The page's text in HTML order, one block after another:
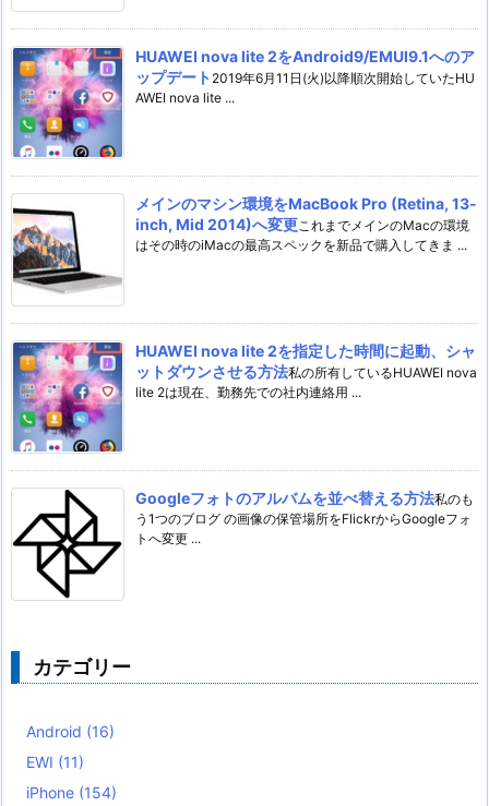
HUAWEI nova lite 2をAndroid9/EMUI9.1へのア
ップデート 2019年6月11日(火)以降順次開始していたHU
AWEI nova lite ...
メインのマシン環境をMacBook Pro (Retina, 13-
inch, Mid 2014)へ変更これまでメインのMacの環境
はその時のiMacの最高スペックを新品で購入してきま ...
HUAWEI nova lite 2を指定した時間に起動、シャ
ットダウンさせる方法私の所有しているHUAWEI nova
lite 2は現在、勤務先での社内連絡用 ...
Googleフォトのアルバムを並べ替える方法私のも
う1つのブログ の画像の保管場所をFlickrからGoogleフォ
トへ変更 ...
カテゴリー
Android (16)
EWI (11)
iPhone (154)